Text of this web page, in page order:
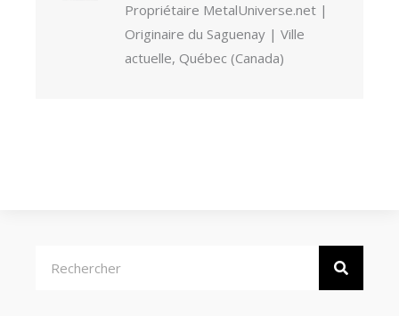
Propriétaire MetalUniverse.net |
Originaire du Saguenay | Ville
actuelle, Québec (Canada)